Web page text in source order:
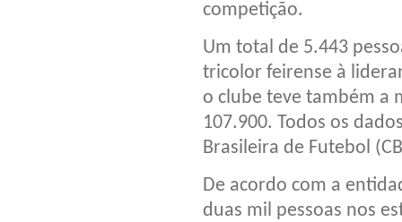
competição.
Um total de 5.443
tricolor feirense à
o clube teve também a
107.900. Todos os
Brasileira de Futebol
De acordo com a
duas mil pessoas nos